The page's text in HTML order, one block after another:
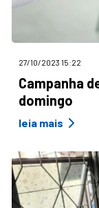
27/10/2023 15:22
Campanha
domingo
leia mais